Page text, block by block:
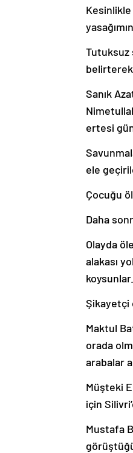
Kesinlikle
Tutuksuz
Sanık
ertesi
ele
Çocuğu
Daha
Olayda
alakası
Şikayetçi
Maktul
orada
arabalar
Müşteki
için
Mustafa